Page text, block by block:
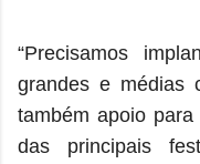
“Precisamos
grandes e médias
também apoio
das principais